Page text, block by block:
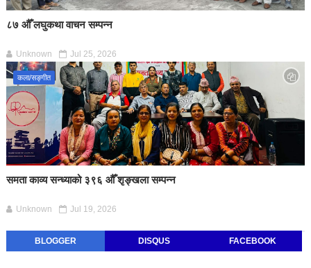
८७ औँ लघुकथा वाचन सम्पन्न
Unknown Jul 25, 2026
कला/सङ्गीत
समता काव्य सन्ध्याको ३९६ औँ शृङ्खला सम्पन्न
Unknown Jul 19, 2026
BLOGGER DISQUS FACEBOOK